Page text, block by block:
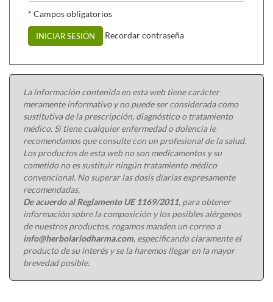
* Campos obligatorios
INICIAR SESIÓN Recordar contraseña
La información contenida en esta web tiene carácter
meramente informativo y no puede ser considerada como
sustitutiva de la prescripción, diagnóstico o tratamiento
médico. Si tiene cualquier enfermedad o dolencia le
recomendamos que consulte con un profesional de la salud.
Los productos de esta web no son medicamentos y su
cometido no es sustituir ningún tratamiento médico
convencional. No superar las dosis diarias expresamente
recomendadas.
De acuerdo al Reglamento UE 1169/2011, para obtener
información sobre la composición y los posibles alérgenos
de nuestros productos, rogamos manden un correo a
info@herbolariodharma.com, especificando claramente el
producto de su interés y se la haremos llegar en la mayor
brevedad posible.